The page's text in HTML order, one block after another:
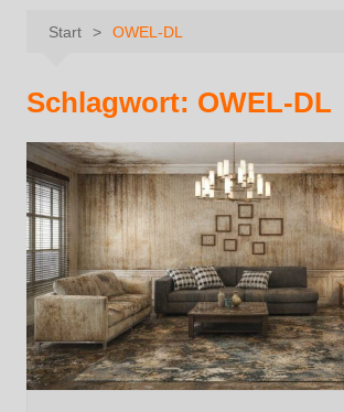
Start OWEL-DL
Schlagwort: OWEL-DL